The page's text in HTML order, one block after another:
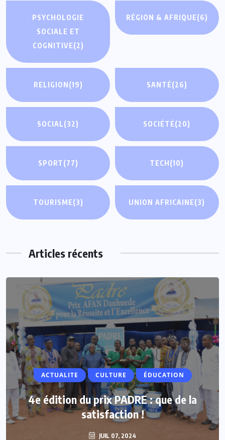
PSYCHOLOGIE
SOCIALE ET
COGNITIVE(2)
RÉGION & AFRIQUE(6)
RELIGION(19) SANTÉ(26)
SOCIAL(32) SOCIÉTÉ(20)
SPORT(77) TECH(10)
TOURISME(3) UNION AFRICAINE(3)
Articles récents
ACTUALITE CULTURE ÉDUCATION
4e édition du prix PADRE : que de la
satisfaction !
JUIL 07, 2024
ACTUALITE
Vacances parlementaires : les députés
renforcent leur proximité avec les
populations
JUIL 07, 2024